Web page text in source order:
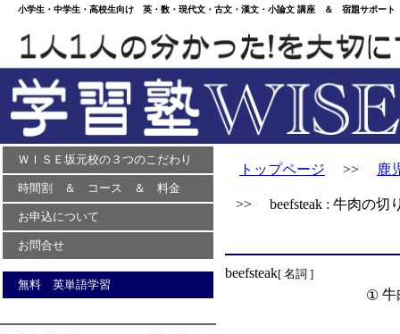
小学生・中学生・高校生向け 英・数・現代文・古文・漢文・小論文 講座 ＆ 宿題サポー
ＷＩＳＥ坂元校の３つのこだわり
時間割 ＆ コース ＆ 料金
お申込について
お問合せ
無料 英単語学習
トップページ >> 鹿
>> beefsteak : 牛肉の切
beefsteak[ 名詞 ]
① 牛